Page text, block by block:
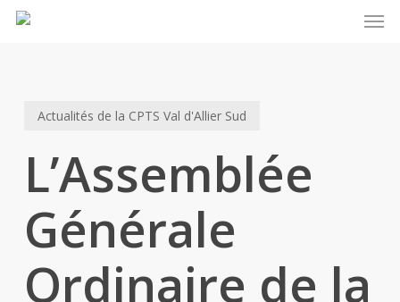
Skip
Actualités de la CPTS Val d'Allier Sud
L’Assemblée
Générale
Ordinaire de la